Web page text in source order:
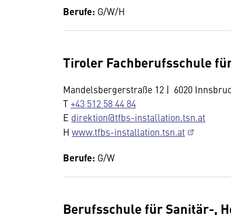
Berufe: G/W/H
Tiroler Fachberufsschule
Mandelsbergerstraße 12 | 6020
T+43 512 58 44 84
E direktion@tfbs-installation.tsn.at
H www.tfbs-installation.tsn.at
Berufe: G/W
Berufsschule für Sanitär-,